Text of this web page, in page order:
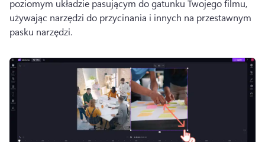
poziomym układzie pasującym do gatunku Twojego filmu,
używając narzędzi do przycinania i innych na przestawnym
pasku narzędzi.